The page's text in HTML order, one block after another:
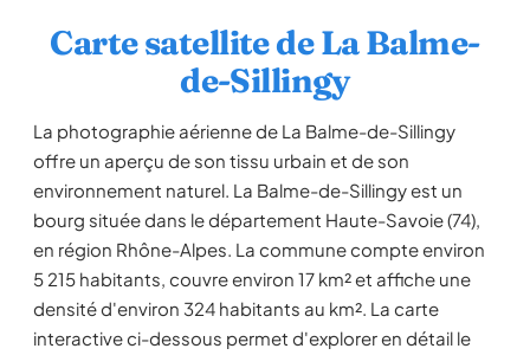
Carte satellite de La Balme-
de-Sillingy
La photographie aérienne de La Balme-de-Sillingy
offre un aperçu de son tissu urbain et de son
environnement naturel. La Balme-de-Sillingy est un
bourg située dans le département Haute-Savoie (74),
en région Rhône-Alpes. La commune compte environ
5 215 habitants, couvre environ 17 km² et affiche une
densité d'environ 324 habitants au km². La carte
interactive ci-dessous permet d'explorer en détail le